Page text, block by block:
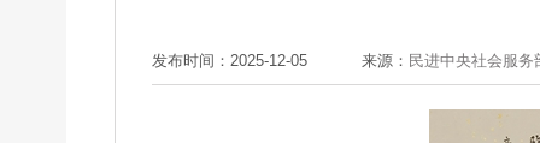
发布时间：2025-12-05 来源： 民进中央社会服务